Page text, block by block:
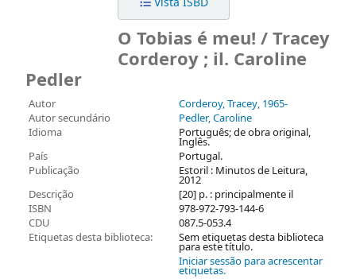
O Tobias é meu! / Tracey
Corderoy ; il. Caroline
Pedler
Autor Corderoy, Tracey, 1965-
Autor secundário
Pedler, Caroline
Idioma
Português; de obra original,
Inglês.
País
Portugal.
Publicação
Estoril : Minutos de Leitura,
2012
Descrição
[20] p. : principalmente il
ISBN
978-972-793-144-6
CDU
087.5-053.4
Etiquetas desta biblioteca:
Sem etiquetas desta biblioteca
para este título.
Iniciar sessão para acrescentar
etiquetas.